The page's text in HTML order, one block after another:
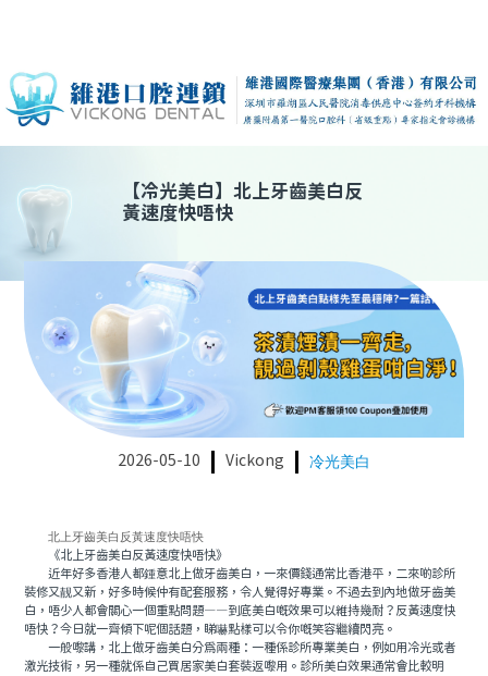
【冷光美白】 北上牙齒美白反
黃速度快唔快
2026-05-10 Vickong 冷光美白
北上牙齒美白反黃速度快唔快
《北上牙齒美白反黃速度快唔快》
近年好多香港人都鍾意北上做牙齒美白，一來價錢通常比香港平，二來啲診所
裝修又靓又新，好多時候仲有配套服務，令人覺得好專業。不過去到內地做牙齒美
白，唔少人都會關心一個重點問題——到底美白嘅效果可以維持幾耐？反黃速度快
唔快？今日就一齊傾下呢個話題，睇嚇點樣可以令你嘅笑容繼續閃亮。
一般嚟講，北上做牙齒美白分爲兩種：一種係診所專業美白，例如用冷光或者
激光技術，另一種就係自己買居家美白套裝返嚟用。診所美白效果通常會比較明